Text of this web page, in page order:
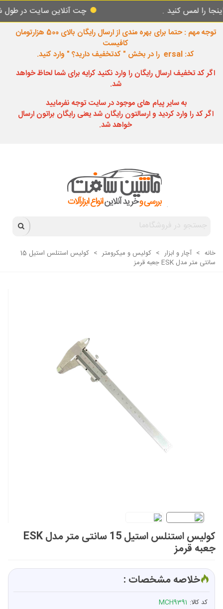
کنید . چت آنلاین سایت در طول شبانه
توجه مهم : حتما برای بهره مندی از ارسال رایگان بالای 500 هزارتومان
کافیست
کد: ersal را در بخش " کدتخفیف دارید؟ " وارد کنید.
اگر کد تخفیف ارسال رایگان را وارد نکنید کرایه برای شما لحاظ خواهد
شد.
به سایر پیام های موجود در سایت توجه نفرمایید
اگر کد را وارد کردید و ارسالتون رایگان شد یعنی رایگان براتون ارسال
خواهد شد.
خانه > آچار و ابزار > کولیس و میکرومتر >
کولیس استنلس استیل 15
سانتی‌ متر مدل ESK جعبه قرمز
کولیس استنلس استیل 15 سانتی‌ متر مدل ESK
جعبه قرمز
خلاصه مشخصات :
کد کالا: MCH9391